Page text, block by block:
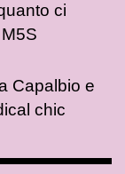
ci
Capalbio e
chic